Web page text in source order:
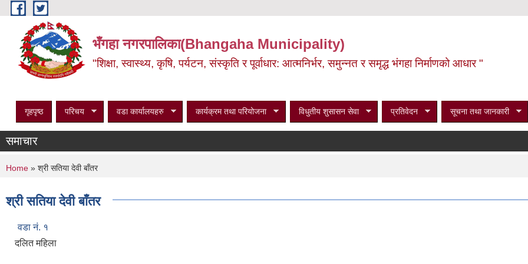
Skip to main content
भँगहा नगरपालिका(Bhangaha Municipality)
"शिक्षा, स्वास्थ्य, कृषि, पर्यटन, संस्कृति र पूर्वाधार: आत्मनिर्भर, समुन्नत र समृद्ध भंगहा निर्माणको आधार "
गृहपृष्ठ परिचय वडा कार्यालयहरु कार्यक्रम तथा परियोजना विधुतीय शुसासन सेवा प्रतिवेदन सूचना तथा जानकारी
समाचार
You are here
Home » श्री सतिया देवी बाँतर
श्री सतिया देवी बाँतर
वडा नं. १
दलित महिला